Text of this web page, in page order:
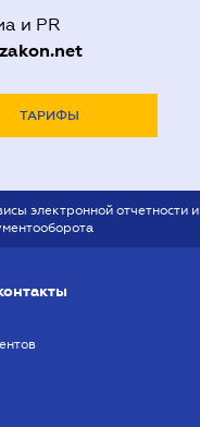
и PR
ТАРИФЫ
электронной отчетности и